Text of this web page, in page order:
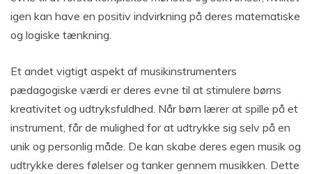
igen kan have en positiv indvirkning på deres matematiske
og logiske tænkning.
Et andet vigtigt aspekt af musikinstrumenters
pædagogiske værdi er deres evne til at stimulere børns
kreativitet og udtryksfuldhed. Når børn lærer at spille på et
instrument, får de mulighed for at udtrykke sig selv på en
unik og personlig måde. De kan skabe deres egen musik og
udtrykke deres følelser og tanker gennem musikken. Dette